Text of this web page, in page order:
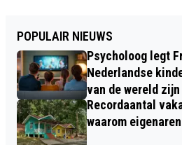
POPULAIR NIEUWS
Psycholoog legt
Nederlandse
van de wereld zijn
Recordaantal
waarom